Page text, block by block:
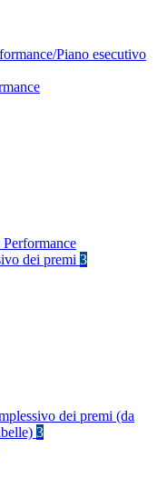
Piano esecutivo
dei premi 3
dei premi (da
3